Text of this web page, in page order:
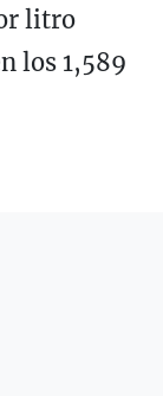
litro
los 1,589